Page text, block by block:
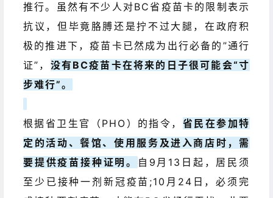
推行。虽然有不少人对BC省疫苗卡的限制表示
抗议，但毕竟胳膊还是拧不过大腿，在政府积
极的推进下，疫苗卡已然成为出行必备的”通行
证”， 没有BC疫苗卡在将来的日子很可能会“寸
步难行”。
根据省卫生官（PHO）的指令， 省民在参加特
定的活动、餐馆、使用服务及进入商店时，需
要提供疫苗接种证明。
自9月13日起，居民须
至少已接种一剂新冠疫苗;10月24日，必须完